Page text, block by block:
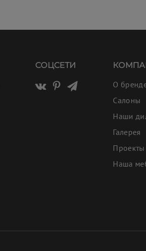
СОЦСЕТИ
О
Салоны
Наши
Галерея
Наша